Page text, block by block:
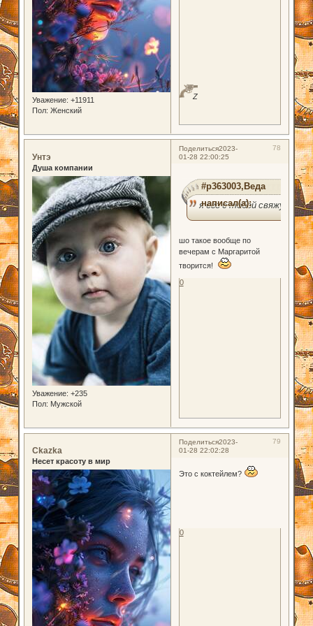
Уважение: +11911
Пол: Женский
Z
Поделиться 78
2023-
01-28 22:00:25
Унтэ
Душа компании
Уважение: +235
Пол: Мужской
#p363003,Веда
написал(а):
я его с тобой свяжу!
шо такое вообще по
вечерам с Маргаритой
творится!
0
Поделиться 79
2023-
01-28 22:02:28
Ckazka
Несет красоту в мир
Это с коктейлем?
0